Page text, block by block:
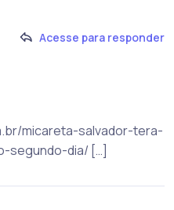
Acesse para responder
micareta-salvador-tera-
segundo-dia/ […]